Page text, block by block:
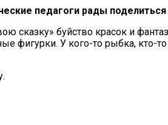
педагоги рады
сказку» буйство красок и
фигурки. У кого-то рыбка, кто-